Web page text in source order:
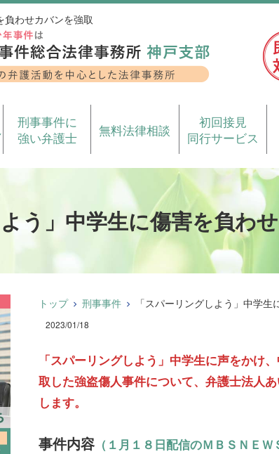
負わせカバンを強取
刑事事件に
強い弁護士
無料法律相談
初回接見
同行サービス
う」中学生に傷害を負わ
トップ 刑事事件 「スパーリングしよう」中学
2023/01/18
「スパーリングしよう」中学生に声をかけ
取した強盗傷人事件について、弁護士法人
します。
事件内容 （１月１８日配信のＭＢＳＮＥＷ